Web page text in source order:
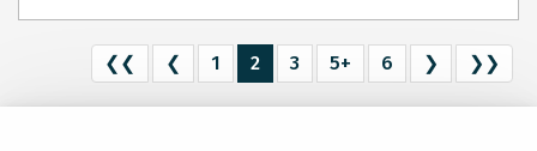
❮❮ ❮ 1 2 3 5+ 6 ❯ ❯❯